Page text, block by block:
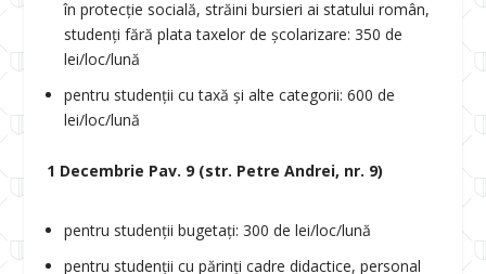
în protecție socială, străini bursieri ai statului român,
studenți fără plata taxelor de școlarizare: 350 de
lei/loc/lună
pentru studenții cu taxă și alte categorii: 600 de
lei/loc/lună
1 Decembrie Pav. 9 (str. Petre Andrei, nr. 9)
pentru studenții bugetați: 300 de lei/loc/lună
pentru studenții cu părinți cadre didactice, personal